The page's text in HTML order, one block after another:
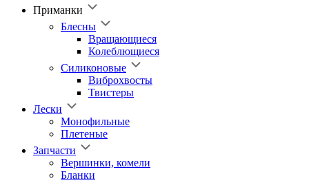
Приманки
Блесны
Вращающиеся
Колеблющиеся
Силиконовые
Виброхвосты
Твистеры
Лески
Монофильные
Плетеные
Запчасти
Вершинки, комели
Бланки